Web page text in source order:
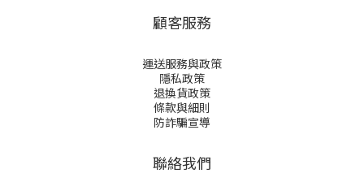
顧客服務
運送服務與政策
隱私政策
退換貨政策
條款與細則
防詐騙宣導
聯絡我們